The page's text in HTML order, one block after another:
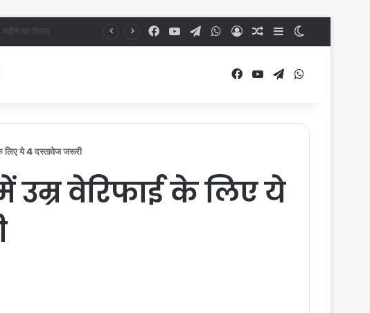
Facebook
YouTubeTelegramWhatsApp
Log InRandom Article
Sidebar
Facebook
YouTubeTelegram
ये 4 दस्तावेज जरूरी
वेरिफाई के लिए ये